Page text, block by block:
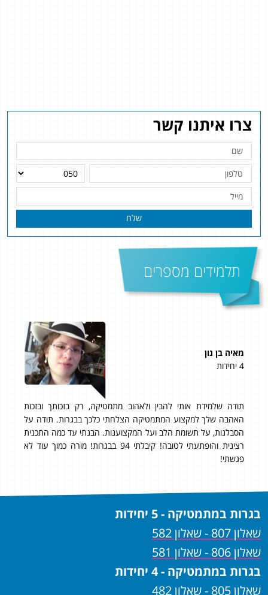
צרו איתנו קשר
שלח
תלמידים מספרים
מאיה בן נון
4 יחידות
תודה שלמידת אותי להבין ולאהוב מתמטיקה, רק בזכותך ובזכות
האהבה שלך למקצוע המתמטיקה הצלחתי כלכך בבגרות. תודה על
הסבלנות, על תשומת הלב ועל המקצוענות. הבנתי עד כמה התכנית
רצינית והופתעתי לטובה! קיבלתי 94 בבגרות! מורה כמוך עוד לא
פגשתי!
בגרות במתמטיקה - 5 יחידות
שאלון 807 - שאלון 582
שאלון 806 - שאלון 581
בגרות במתמטיקה - 4 יחידות
שאלון 805 - שאלון 482